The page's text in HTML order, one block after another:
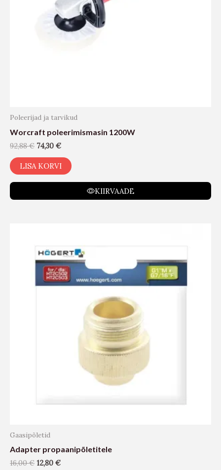
Poleerijad ja tarvikud
Worcraft poleerimismasin 1200W
92,88€ 74,30 €
LISA KORVI
KIIRVAADE
Gaasipõletid
Adapter propaanipõletitele
16,00€ 12,80 €